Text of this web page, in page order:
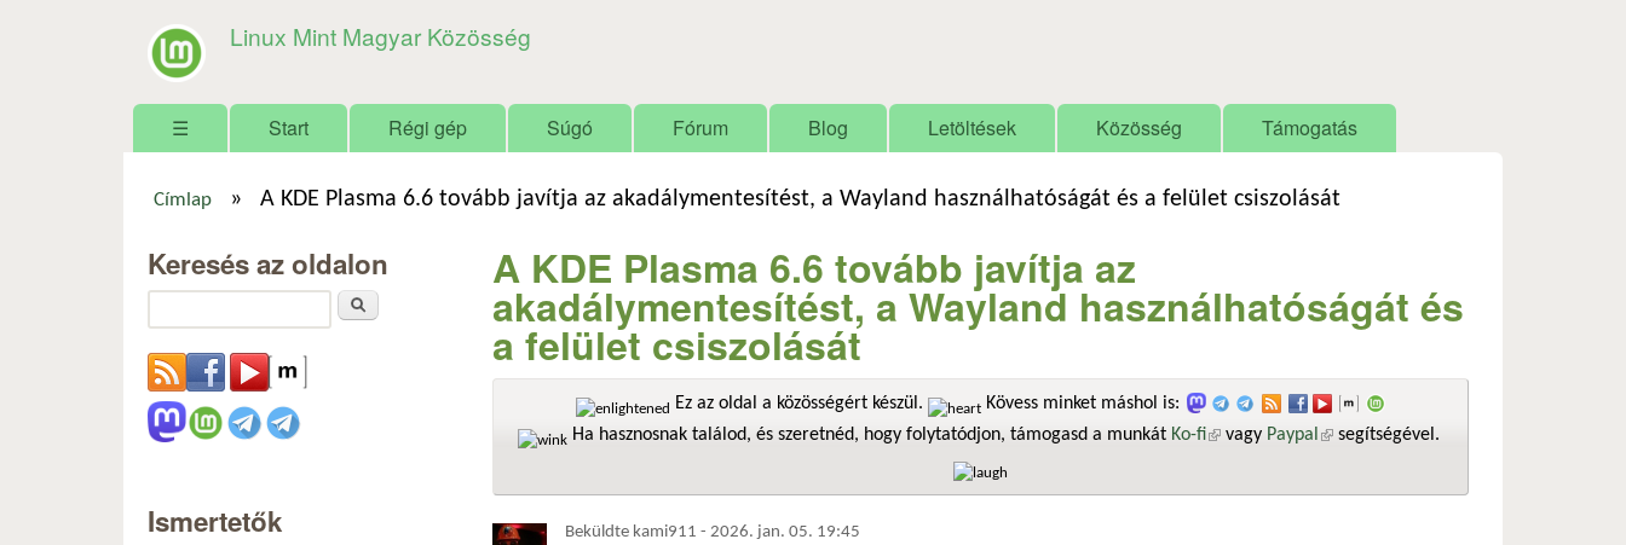
Linux Mint Magyar Közösség
Főmenü
☰ Start Régi gép Súgó Fórum Blog Letöltések Közösség Támogatás
Címlap » A KDE Plasma 6.6 tovább javítja az akadálymentesítést, a Wayland használhatóságát és a felület csiszolását
A KDE Plasma 6.6 tovább javítja az
akadálymentesítést, a Wayland használhatóságát és
a felület csiszolását
Ez az oldal a közösségért készül.
Kövess minket máshol is:
Ha hasznosnak találod, és szeretnéd, hogy folytatódjon, támogasd a munkát Ko-fi(külső hivatkozás)
vagy Paypal (külső hivatkozás)
segítségével.
Beküldte kami911 - 2026. jan. 05. 19:45
Keresés az oldalon
Ismertetők